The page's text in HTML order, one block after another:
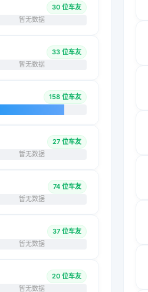
30 位车友
暂无数据
33 位车友
暂无数据
158 位车友
27 位车友
暂无数据
74 位车友
暂无数据
37 位车友
暂无数据
20 位车友
暂无数据